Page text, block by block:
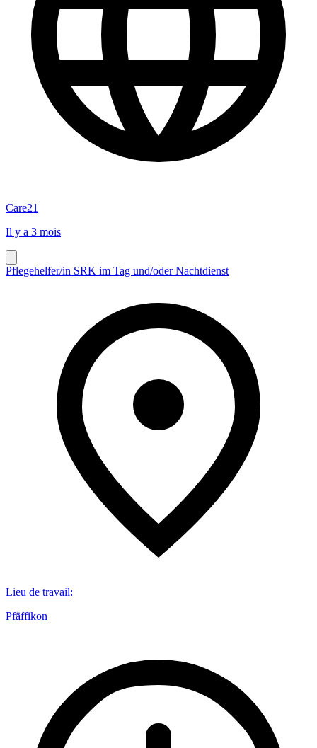
Care21
Il y a 3 mois
Pflegehelfer/in SRK im Tag und/oder Nachtdienst
Lieu de travail:
Pfäffikon